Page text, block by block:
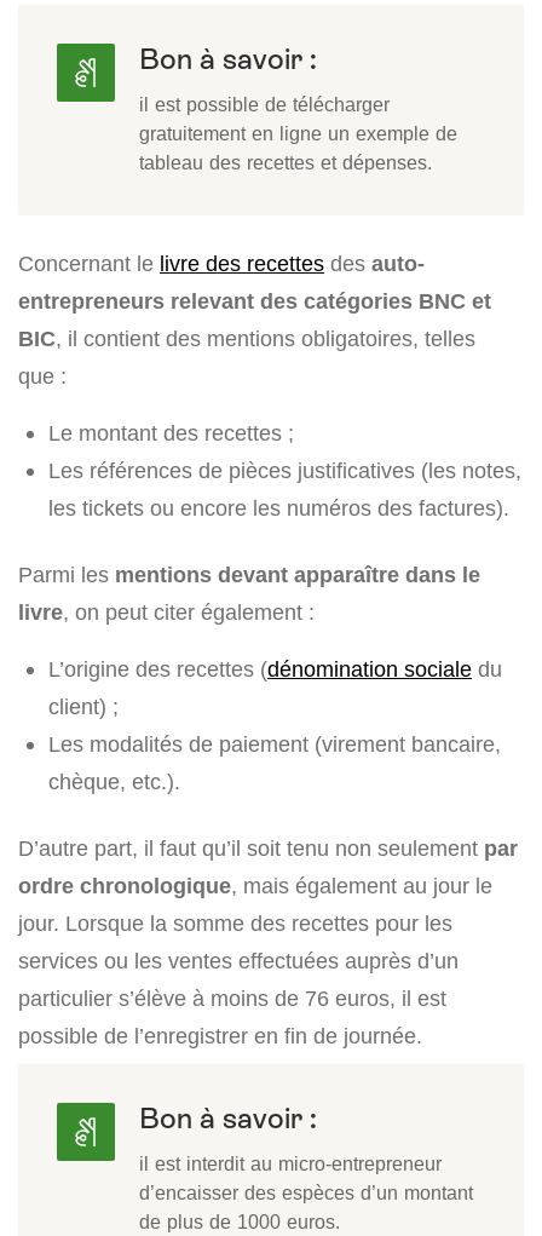
Bon à savoir :
il est possible de télécharger
gratuitement en ligne un exemple de
tableau des recettes et dépenses.
Concernant le livre des recettes des auto-
entrepreneurs relevant des catégories BNC et
BIC, il contient des mentions obligatoires, telles
que :
Le montant des recettes ;
Les références de pièces justificatives (les notes,
les tickets ou encore les numéros des factures).
Parmi les mentions devant apparaître dans le
livre, on peut citer également :
L’origine des recettes (dénomination sociale du
client) ;
Les modalités de paiement (virement bancaire,
chèque, etc.).
D’autre part, il faut qu’il soit tenu non seulement par
ordre chronologique, mais également au jour le
jour. Lorsque la somme des recettes pour les
services ou les ventes effectuées auprès d’un
particulier s’élève à moins de 76 euros, il est
possible de l’enregistrer en fin de journée.
Bon à savoir :
il est interdit au micro-entrepreneur
d’encaisser des espèces d’un montant
de plus de 1000 euros.